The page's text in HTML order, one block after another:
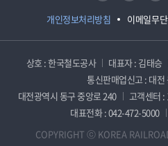
개인정보처리방침 이메일무
상호 : 한국철도공사 대표자 : 김태승
통신판매업신고 : 대전
대전광역시 동구 중앙로 240
고객센터
대표전화 : 042-472-5000
COPYRIGHT ⓒ KOREA